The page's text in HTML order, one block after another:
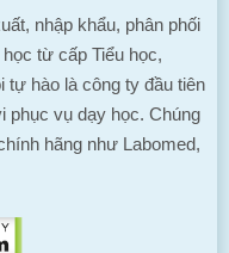
nhập khẩu, phân phối
từ cấp Tiểu học,
tự hào là công ty đầu tiên
phục vụ dạy học. Chúng
hãng như Labomed,